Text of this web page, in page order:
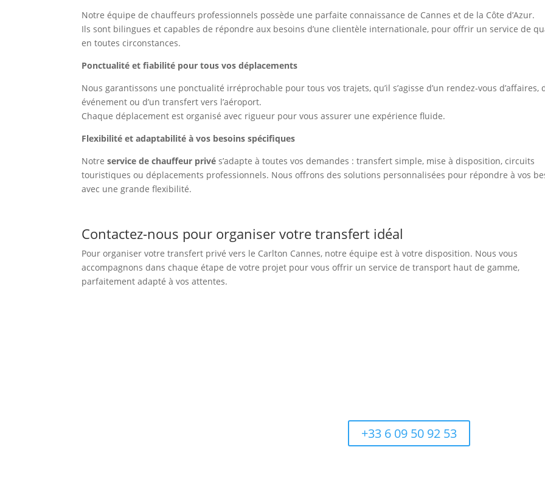
Notre équipe de chauffeurs professionnels possède une parfaite connaissance de Cannes et de la Côte d’Azur.
Ils sont bilingues et capables de répondre aux besoins d’une clientèle internationale, pour offrir un service de
en toutes circonstances.
Ponctualité et fiabilité pour tous vos déplacements
Nous garantissons une ponctualité irréprochable pour tous vos trajets, qu’il s’agisse d’un rendez-vous d’affaires,
événement ou d’un transfert vers l’aéroport.
Chaque déplacement est organisé avec rigueur pour vous assurer une expérience fluide.
Flexibilité et adaptabilité à vos besoins spécifiques
Notreservice de chauffeur privé s’adapte à toutes vos demandes : transfert simple, mise à disposition, circuits
touristiques ou déplacements professionnels. Nous offrons des solutions personnalisées pour répondre à vos
avec une grande flexibilité.
Contactez-nous pour organiser votre transfert idéal
Pour organiser votre transfert privé vers le Carlton Cannes, notre équipe est à votre disposition. Nous vous
accompagnons dans chaque étape de votre projet pour vous offrir un service de transport haut de gamme,
parfaitement adapté à vos attentes.
+33 6 09 50 92 53